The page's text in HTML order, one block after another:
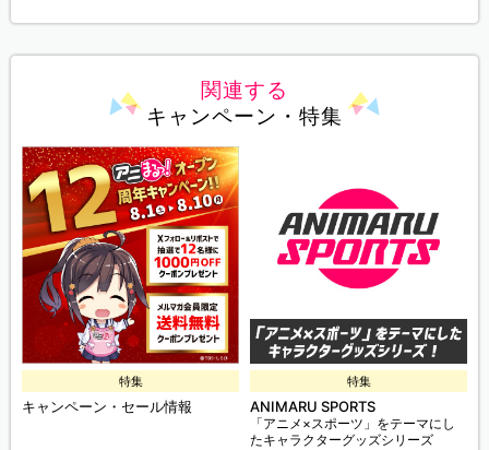
関連する
キャンペーン・特集
特集
キャンペーン・セール情報
特集
ANIMARU SPORTS
「アニメ×スポーツ」をテーマにし
たキャラクターグッズシリーズ